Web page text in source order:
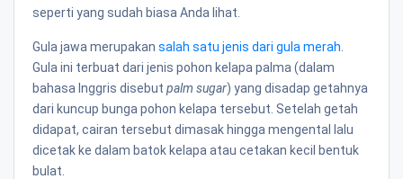
seperti yang sudah biasa Anda lihat.
Gula jawa merupakan salah satu jenis dari gula merah
Gula ini terbuat dari jenis pohon kelapa palma (dalam
bahasa Inggris disebut palm sugar) yang disadap getahnya
dari kuncup bunga pohon kelapa tersebut. Setelah getah
didapat, cairan tersebut dimasak hingga mengental lalu
dicetak ke dalam batok kelapa atau cetakan kecil bentuk
bulat.